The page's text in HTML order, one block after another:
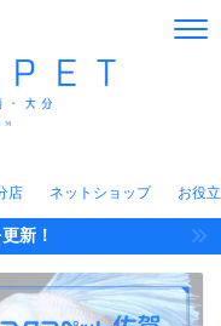
店 ネットショップ お役
新！